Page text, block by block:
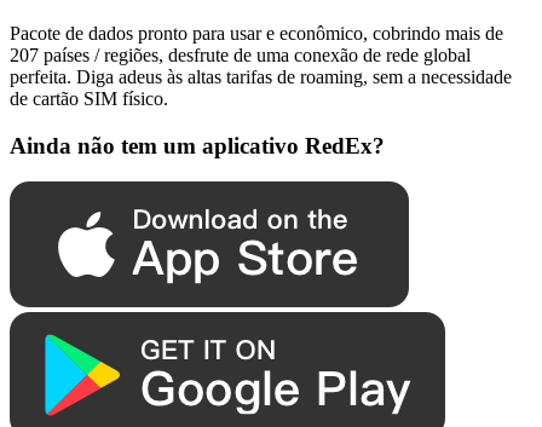
Pacote de dados pronto para usar e econômico, cobrindo mais de
207 países / regiões, desfrute de uma conexão de rede global
perfeita. Diga adeus às altas tarifas de roaming, sem a necessidade
de cartão SIM físico.
Ainda não tem um aplicativo RedEx?